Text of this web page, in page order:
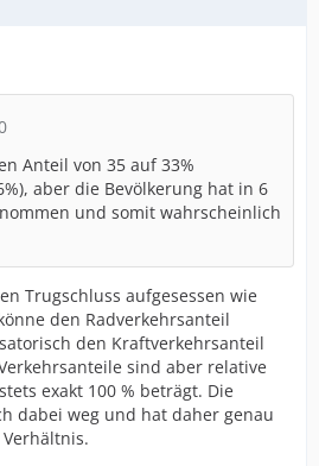
Anteil von 35 auf 33%
aber die Bevölkerung hat in 6
und somit wahrscheinlich
Trugschluss aufgesessen wie
den Radverkehrsanteil
den Kraftverkehrsanteil
sind aber relative
exakt 100 % beträgt. Die
dabei weg und hat daher genau